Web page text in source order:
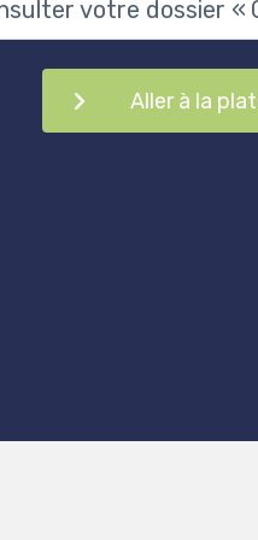
votre dossier «
Aller à la